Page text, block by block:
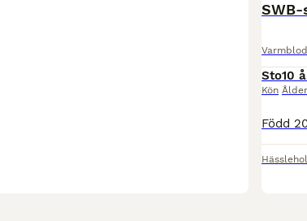
Sto
Kön
10
Ålder